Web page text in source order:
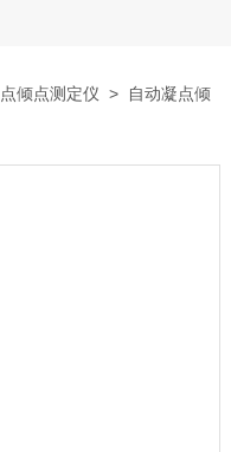
倾点测定仪 > 自动凝点倾